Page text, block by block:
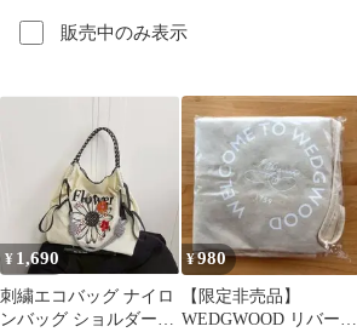
販売中のみ表示
¥ 1,690
刺繍エコバッグ ナイロ
ンバッグ ショルダース
¥980
【限定非売品】
WEDGWOOD リバーシ